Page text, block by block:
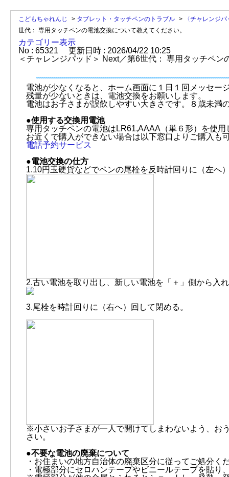
こどもちゃれんじ > タブレット・タッチペンのトラブル >
〈チャレンジ
世代： 専用タッチペンの電池交換について教えてください。
カテゴリー表示
No : 65321
更新日時 : 2026/04/22 10:25
＜チャレンジパッド＞ Next／第6世代： 専用タッチペ
電池が少なくなると、ホーム画面に１日１回メッセー
残量が少ないときは、電池交換をお願いします。
電池はお子さまが誤飲しやすい大きさです。８歳未満
●使用する交換用電池
専用タッチペンの電池はLR61,AAAA（単６形）を使
お近くで購入ができない場合は以下窓口よりご購入も
電話予約サービス
●電池交換の仕方
1.10円玉硬貨などでペンの尾栓を反時計回りに（左へ
2.古い電池を取り出し、新しい電池を「＋」側から入
3.尾栓を時計回りに（右へ）回して閉める。
※小さいお子さまが一人で開けてしまわないよう、お
さい。
●不要な電池の廃棄について
・お住まいの地方自治体の廃棄区分に従ってご処分く
・電極部分にセロハンテープやビニールテープを貼り